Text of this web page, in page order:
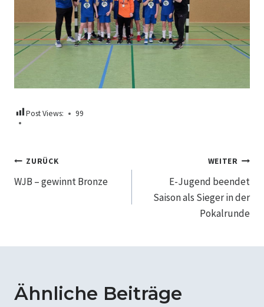
Post Views: 99
Beitragsnavigation
ZURÜCK
WJB – gewinnt Bronze
WEITER
E-Jugend beendet
Saison als Sieger in der
Pokalrunde
Ähnliche Beiträge